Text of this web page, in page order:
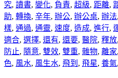
究, 讀書, 變化, 負責, 超級, 距離,
助, 轉換, 辛年, 辦公, 辦公桌, 辦法,
樣, 通過, 通靈, 速度, 造成, 進行,
適合, 選擇, 還有, 還要, 醫院, 釋放,
防止, 隨意, 雙效, 雙重, 雜物, 離家,
色, 風水, 風生水, 飛到 , 飛星, 養氣,